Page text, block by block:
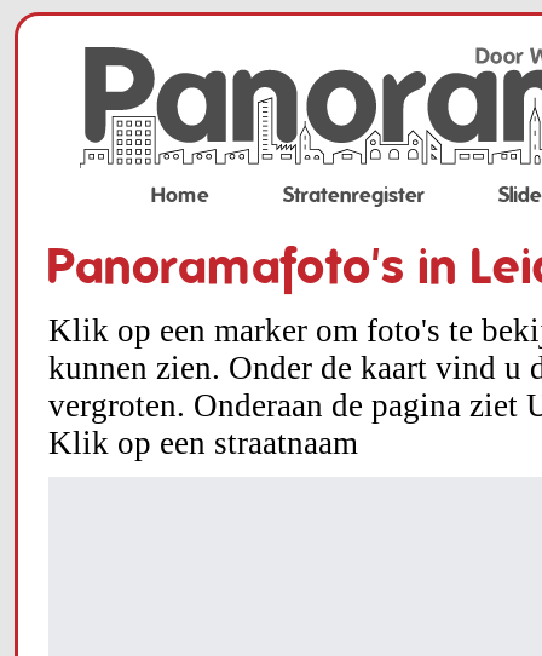
Home Stratenregister
Panoramafoto's in
Klik op een marker om foto's te
kunnen zien. Onder de kaart vind
vergroten. Onderaan de pagina ziet
Klik op een straatnaam